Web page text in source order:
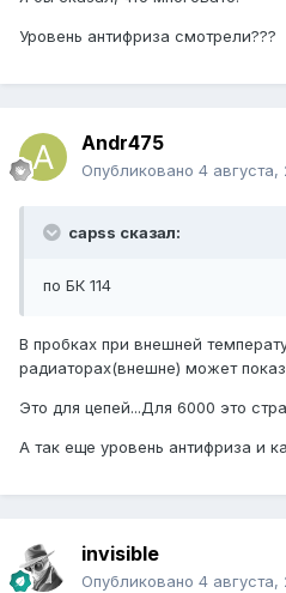
Уровень антифриза смотрели???
Andr475
Опубликовано 4 августа,
capss сказал:
по БК 114
В пробках при внешней
радиаторах(внешне) может
Это для цепей...Для 6000 это
А так еще уровень антифриза и
invisible
Опубликовано 4 августа,